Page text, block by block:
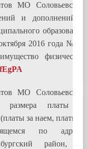
МО Соловьевский
и дополнений в
образования
2016 года № 25
физических
МО Соловьевский
размера платы за
за наем, платы за
по адресу:
район, п.